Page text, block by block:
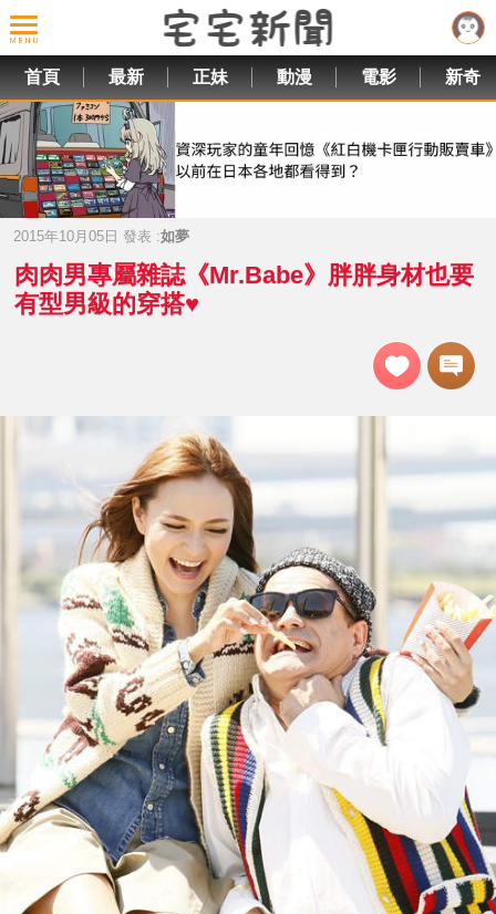
首頁 最新 正妹 動漫 電影 新奇
2015年10月05日 發表 :如夢
肉肉男專屬雜誌《Mr.Babe》胖胖身材也要
有型男級的穿搭♥